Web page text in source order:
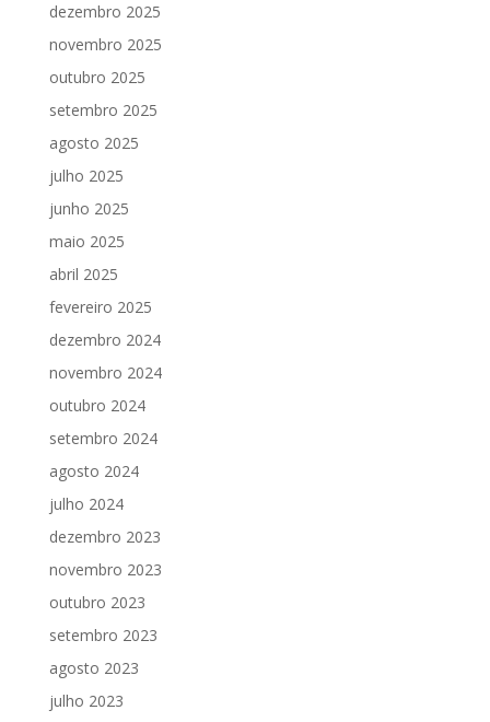
dezembro 2025
novembro 2025
outubro 2025
setembro 2025
agosto 2025
julho 2025
junho 2025
maio 2025
abril 2025
fevereiro 2025
dezembro 2024
novembro 2024
outubro 2024
setembro 2024
agosto 2024
julho 2024
dezembro 2023
novembro 2023
outubro 2023
setembro 2023
agosto 2023
julho 2023